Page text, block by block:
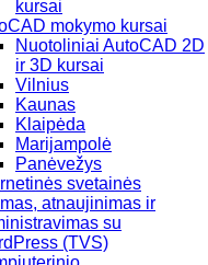
kursai
mokymo kursai
Nuotoliniai AutoCAD 2D
ir 3D kursai
Vilnius
Kaunas
Klaipėda
Marijampolė
Panėvežys
svetainės
atnaujinimas ir
su
(TVS)